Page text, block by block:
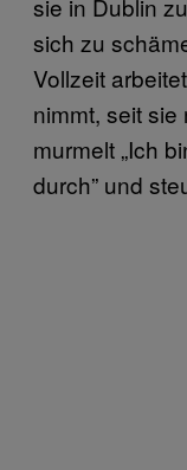
sich zu
Vollzeit
nimmt, seit
murmelt „Ich
durch” und